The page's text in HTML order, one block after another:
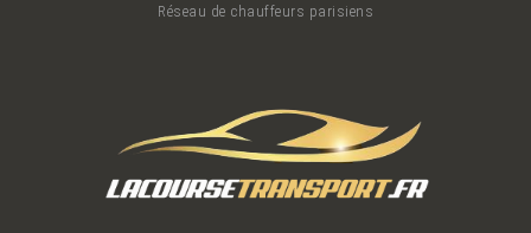
Réseau de chauffeurs parisiens